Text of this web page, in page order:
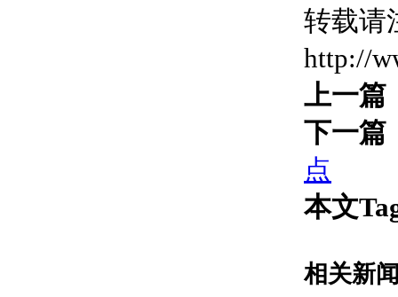
转载请
http://
上一篇
下一篇
点
本文
相关新